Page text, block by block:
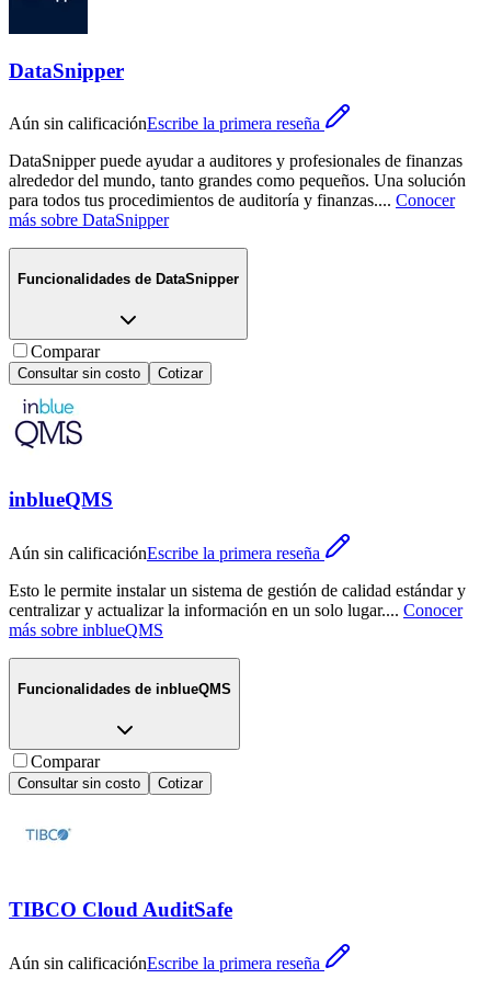
DataSnipper
Aún sin calificaciónEscribe la primera reseña
DataSnipper puede ayudar a auditores y profesionales de finanzas
alrededor del mundo, tanto grandes como pequeños. Una solución
para todos tus procedimientos de auditoría y finanzas.... Conocer
más sobre DataSnipper
Funcionalidades de DataSnipper
Comparar
Consultar sin costo Cotizar
inblueQMS
Aún sin calificaciónEscribe la primera reseña
Esto le permite instalar un sistema de gestión de calidad estándar y
centralizar y actualizar la información en un solo lugar.... Conocer
más sobre inblueQMS
Funcionalidades de inblueQMS
Comparar
Consultar sin costo Cotizar
TIBCO Cloud AuditSafe
Aún sin calificaciónEscribe la primera reseña